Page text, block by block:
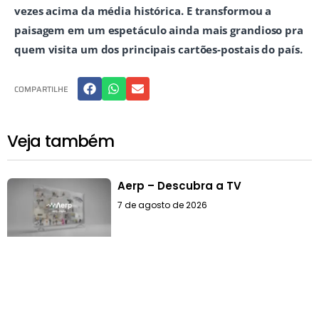
vezes acima da média histórica. E transformou a
paisagem em um espetáculo ainda mais grandioso pra
quem visita um dos principais cartões-postais do país.
COMPARTILHE
Veja também
Aerp – Descubra a TV
7 de agosto de 2026